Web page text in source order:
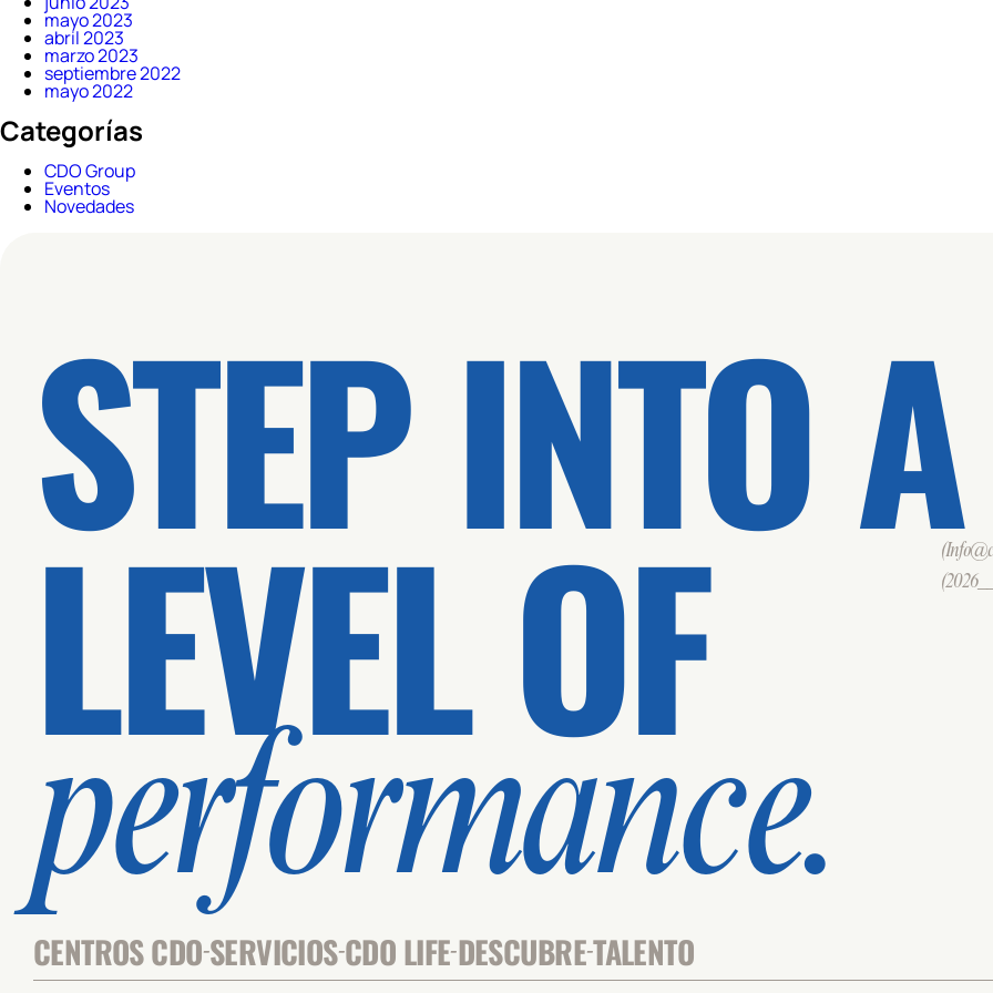
mayo 2023
abril 2023
marzo 2023
septiembre 2022
mayo 2022
Categorías
CDO Group
Eventos
Novedades
STEP INTO
LEVEL OF
performance.
CENTROS CDO-SERVICIOS-CDO LIFE-DESCUBRE-TALENTO